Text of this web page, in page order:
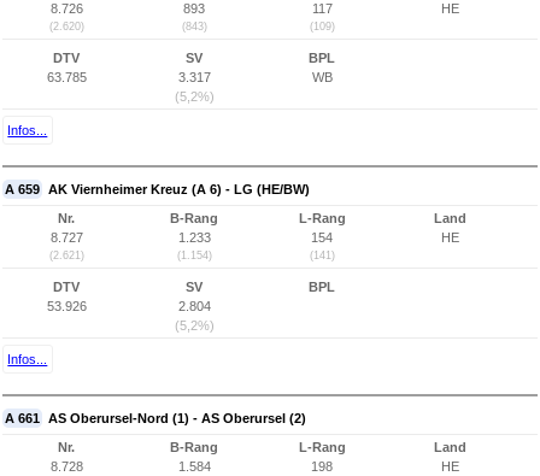
8.726
(2.620)
893
(843)
117
(109)
HE
DTV
63.785
SV
3.317
(5,2%)
BPL
WB
Infos...
A 659 AK Viernheimer Kreuz (A 6) - LG (HE/BW)
Nr.
8.727
(2.621)
B-Rang
1.233
(1.154)
L-Rang
154
(141)
Land
HE
DTV
53.926
SV
2.804
(5,2%)
BPL
Infos...
A 661 AS Oberursel-Nord (1) - AS Oberursel (2)
Nr.
8.728
B-Rang
1.584
L-Rang
198
Land
HE